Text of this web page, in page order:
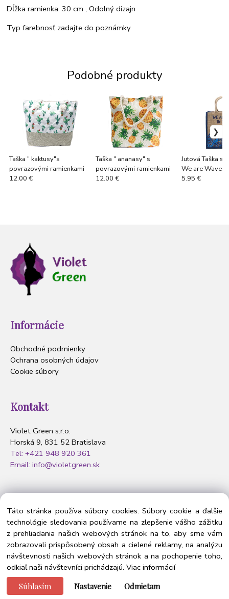
Dĺžka ramienka: 30 cm , Odolný dizajn
Typ farebnosť zadajte do poznámky
Podobné produkty
Taška " kaktusy"s
povrazovými ramienkami
12.00 €
Taška " ananasy" s
povrazovými ramienkami
12.00 €
Jutová Taška s
We are Waves
cm) Sivá,
5.95 €
Informácie
Obchodné podmienky
Ochrana osobných údajov
Cookie súbory
Kontakt
Violet Green s.r.o.
Horská 9, 831 52 Bratislava
Tel: +421 948 920 361
Email: info@violetgreen.sk
Táto stránka používa súbory cookies. Súbory cookie a ďalšie
technológie sledovania používame na zlepšenie vášho zážitku
z prehliadania našich webových stránok na to, aby sme vám
zobrazovali prispôsobený obsah a cielené reklamy, na analýzu
návštevnosti našich webových stránok a na pochopenie toho,
odkiaľ naši návštevníci prichádzajú. Viac informácií
Súhlasím
Nastavenie Odmietam